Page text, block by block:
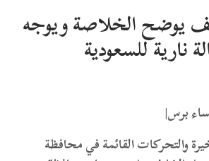
يوضح الخلاصة ويوجه
نارية للسعودية
برس|
والتحركات القائمة في محافظة